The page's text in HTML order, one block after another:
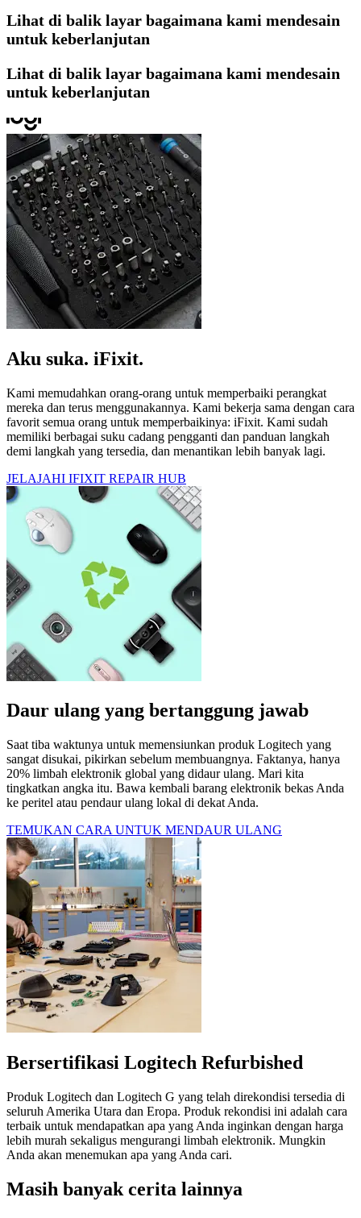
Lihat di balik layar bagaimana kami mendesain
untuk keberlanjutan
Lihat di balik layar bagaimana kami mendesain
untuk keberlanjutan
Aku suka. iFixit.
Kami memudahkan orang-orang untuk memperbaiki perangkat
mereka dan terus menggunakannya. Kami bekerja sama dengan cara
favorit semua orang untuk memperbaikinya: iFixit. Kami sudah
memiliki berbagai suku cadang pengganti dan panduan langkah
demi langkah yang tersedia, dan menantikan lebih banyak lagi.
JELAJAHI IFIXIT REPAIR HUB
Daur ulang yang bertanggung jawab
Saat tiba waktunya untuk memensiunkan produk Logitech yang
sangat disukai, pikirkan sebelum membuangnya. Faktanya, hanya
20% limbah elektronik global yang didaur ulang. Mari kita
tingkatkan angka itu. Bawa kembali barang elektronik bekas Anda
ke peritel atau pendaur ulang lokal di dekat Anda.
TEMUKAN CARA UNTUK MENDAUR ULANG
Bersertifikasi Logitech Refurbished
Produk Logitech dan Logitech G yang telah direkondisi tersedia di
seluruh Amerika Utara dan Eropa. Produk rekondisi ini adalah cara
terbaik untuk mendapatkan apa yang Anda inginkan dengan harga
lebih murah sekaligus mengurangi limbah elektronik. Mungkin
Anda akan menemukan apa yang Anda cari.
Masih banyak cerita lainnya